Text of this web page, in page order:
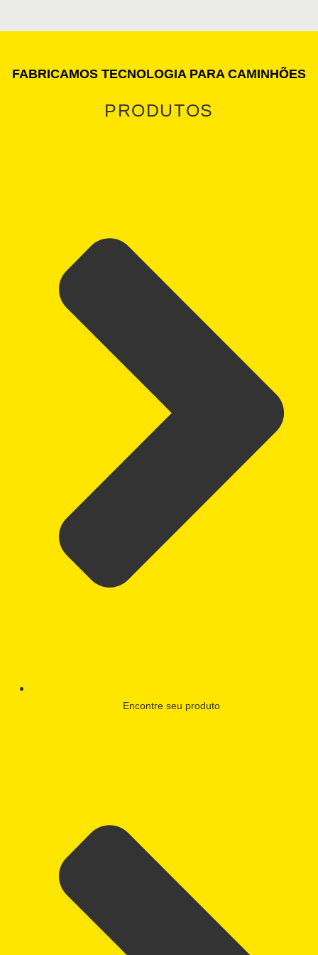
FABRICAMOS TECNOLOGIA PARA CAMINHÕES
PRODUTOS
Encontre seu produto